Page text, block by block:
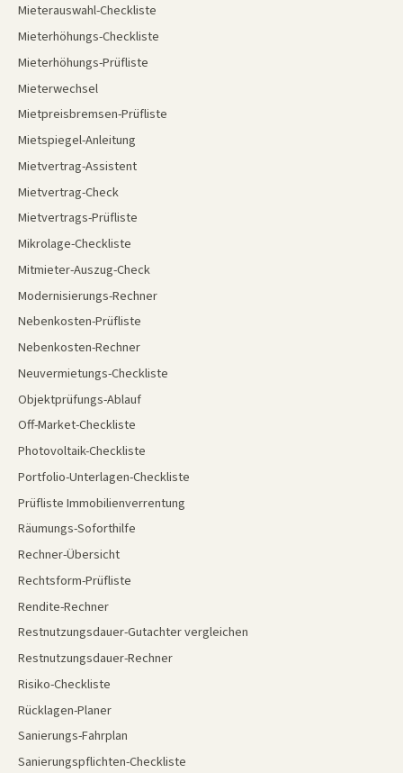
Mieterauswahl-Checkliste
Mieterhöhungs-Checkliste
Mieterhöhungs-Prüfliste
Mieterwechsel
Mietpreisbremsen-Prüfliste
Mietspiegel-Anleitung
Mietvertrag-Assistent
Mietvertrag-Check
Mietvertrags-Prüfliste
Mikrolage-Checkliste
Mitmieter-Auszug-Check
Modernisierungs-Rechner
Nebenkosten-Prüfliste
Nebenkosten-Rechner
Neuvermietungs-Checkliste
Objektprüfungs-Ablauf
Off-Market-Checkliste
Photovoltaik-Checkliste
Portfolio-Unterlagen-Checkliste
Prüfliste Immobilienverrentung
Räumungs-Soforthilfe
Rechner-Übersicht
Rechtsform-Prüfliste
Rendite-Rechner
Restnutzungsdauer-Gutachter vergleichen
Restnutzungsdauer-Rechner
Risiko-Checkliste
Rücklagen-Planer
Sanierungs-Fahrplan
Sanierungspflichten-Checkliste